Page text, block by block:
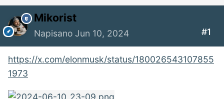
Mikorist
Napisano Jun 10, 2024 #1
https://x.com/elonmusk/status/180026543107855
1973